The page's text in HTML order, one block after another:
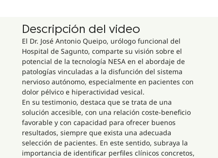
Descripción del video
El Dr. José Antonio Queipo, urólogo funcional del
Hospital de Sagunto, comparte su visión sobre el
potencial de la tecnología NESA en el abordaje de
patologías vinculadas a la disfunción del sistema
nervioso autónomo, especialmente en pacientes con
dolor pélvico e hiperactividad vesical.
En su testimonio, destaca que se trata de una
solución accesible, con una relación coste-beneficio
favorable y con capacidad para ofrecer buenos
resultados, siempre que exista una adecuada
selección de pacientes. En este sentido, subraya la
importancia de identificar perfiles clínicos concretos,